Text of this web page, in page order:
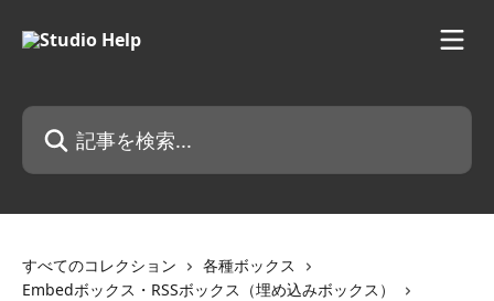
記事を検索...
すべてのコレクション
各種ボックス
Embedボックス・RSSボックス（埋め込みボックス）